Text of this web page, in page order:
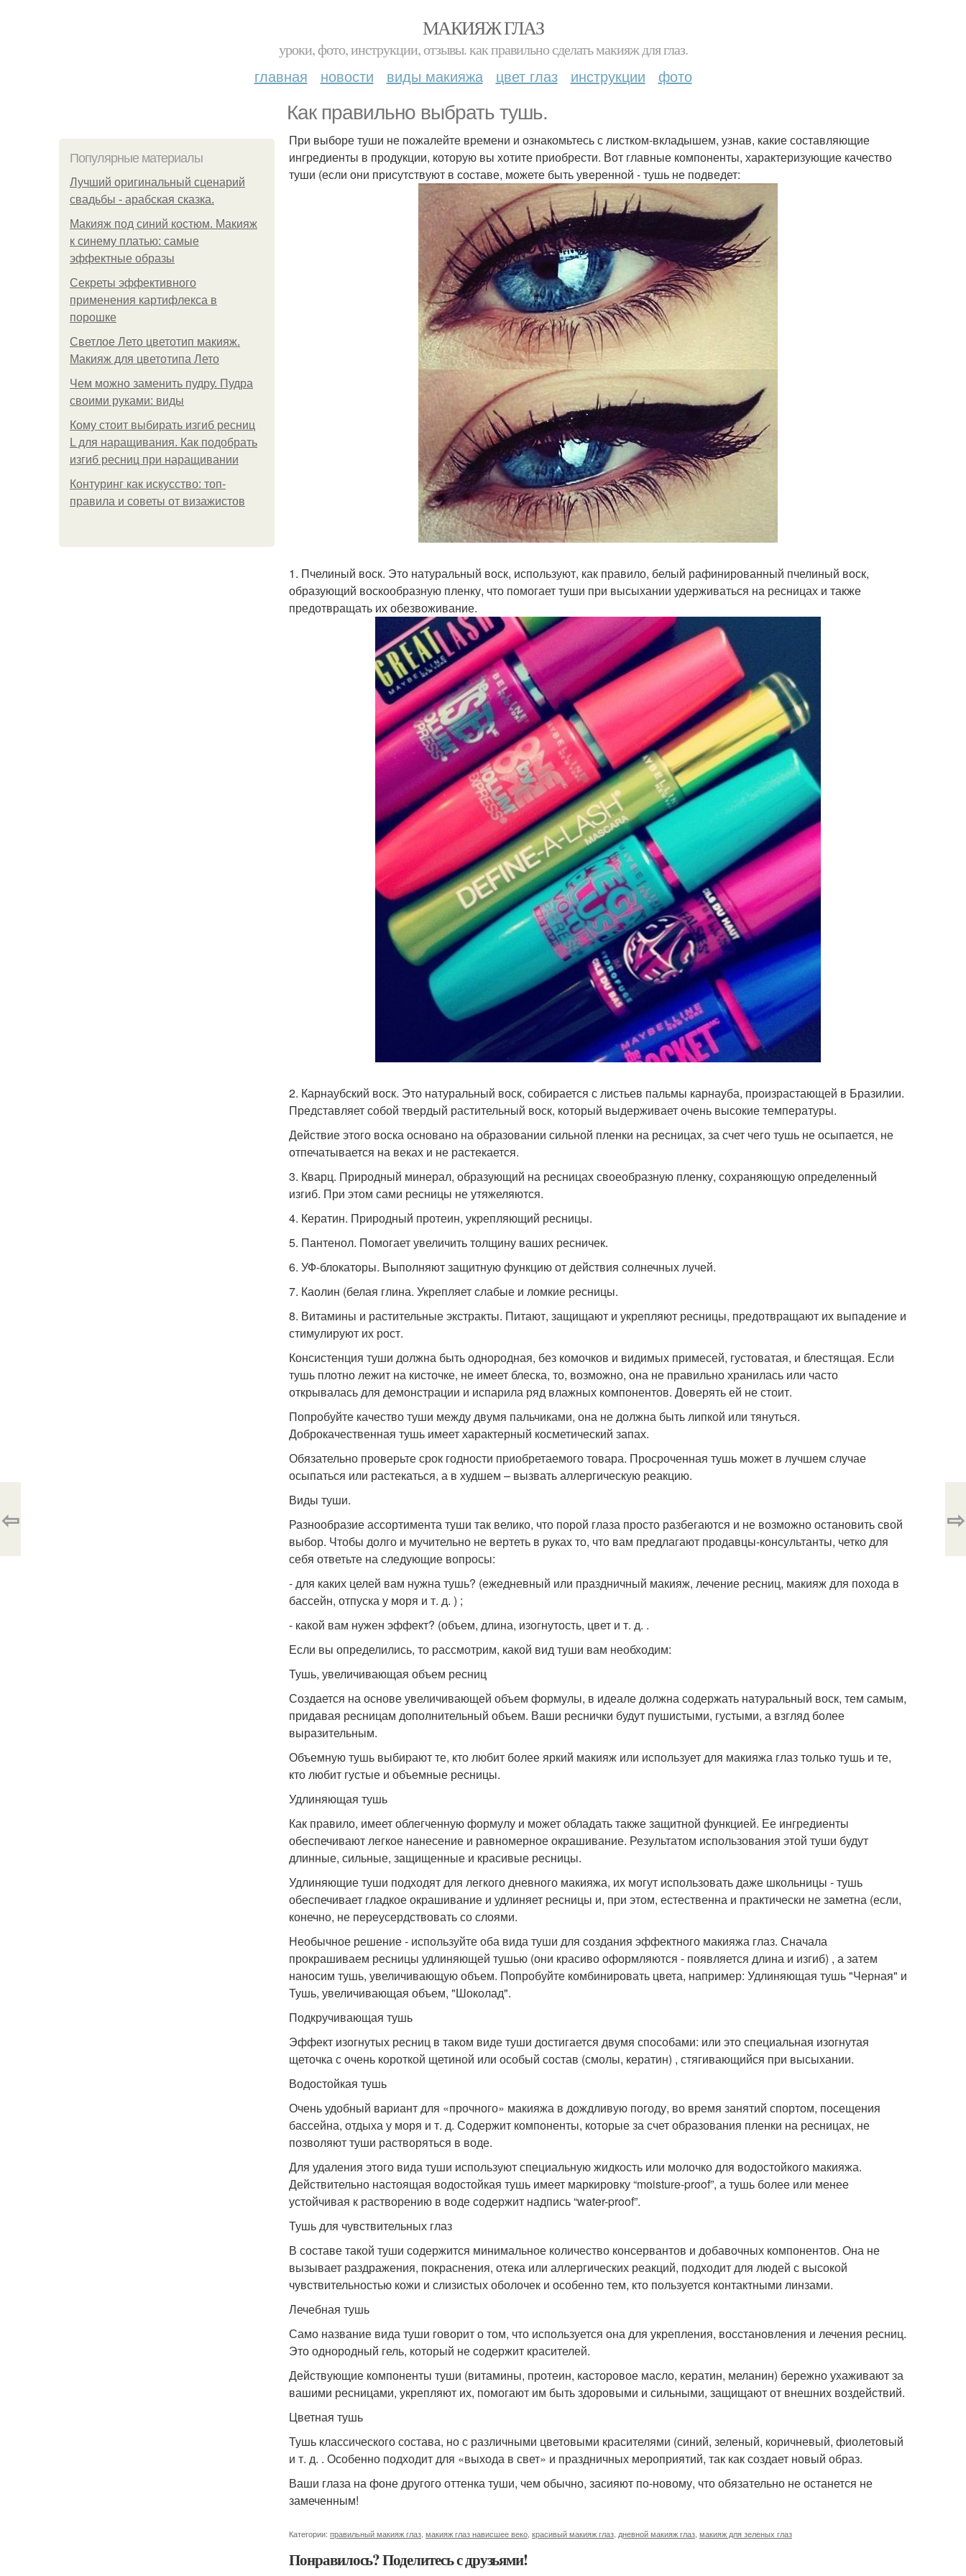
МАКИЯЖ ГЛАЗ
уроки, фото, инструкции, отзывы. как правильно сделать макияж для глаз.
главная новости виды макияжа цвет глаз инструкции фото
Как правильно выбрать тушь.
Популярные материалы
Лучший оригинальный сценарий
свадьбы - арабская сказка.
Макияж под синий костюм. Макияж
к синему платью: самые
эффектные образы
Секреты эффективного
применения картифлекса в
порошке
Светлое Лето цветотип макияж.
Макияж для цветотипа Лето
Чем можно заменить пудру. Пудра
своими руками: виды
Кому стоит выбирать изгиб ресниц
L для наращивания. Как подобрать
изгиб ресниц при наращивании
Контуринг как искусство: топ-
правила и советы от визажистов
При выборе туши не пожалейте времени и ознакомьтесь с листком-вкладышем, узнав, какие составляющие
ингредиенты в продукции, которую вы хотите приобрести. Вот главные компоненты, характеризующие качество
туши (если они присутствуют в составе, можете быть уверенной - тушь не подведет:
1. Пчелиный воск. Это натуральный воск, используют, как правило, белый рафинированный пчелиный воск,
образующий воскообразную пленку, что помогает туши при высыхании удерживаться на ресницах и также
предотвращать их обезвоживание.
2. Карнаубский воск. Это натуральный воск, собирается с листьев пальмы карнауба, произрастающей в Бразилии.
Представляет собой твердый растительный воск, который выдерживает очень высокие температуры.
Действие этого воска основано на образовании сильной пленки на ресницах, за счет чего тушь не осыпается, не
отпечатывается на веках и не растекается.
3. Кварц. Природный минерал, образующий на ресницах своеобразную пленку, сохраняющую определенный
изгиб. При этом сами ресницы не утяжеляются.
4. Кератин. Природный протеин, укрепляющий ресницы.
5. Пантенол. Помогает увеличить толщину ваших ресничек.
6. УФ-блокаторы. Выполняют защитную функцию от действия солнечных лучей.
7. Каолин (белая глина. Укрепляет слабые и ломкие ресницы.
8. Витамины и растительные экстракты. Питают, защищают и укрепляют ресницы, предотвращают их выпадение и
стимулируют их рост.
Консистенция туши должна быть однородная, без комочков и видимых примесей, густоватая, и блестящая. Если
тушь плотно лежит на кисточке, не имеет блеска, то, возможно, она не правильно хранилась или часто
открывалась для демонстрации и испарила ряд влажных компонентов. Доверять ей не стоит.
Попробуйте качество туши между двумя пальчиками, она не должна быть липкой или тянуться.
Доброкачественная тушь имеет характерный косметический запах.
Обязательно проверьте срок годности приобретаемого товара. Просроченная тушь может в лучшем случае
осыпаться или растекаться, а в худшем – вызвать аллергическую реакцию.
Виды туши.
Разнообразие ассортимента туши так велико, что порой глаза просто разбегаются и не возможно остановить свой
выбор. Чтобы долго и мучительно не вертеть в руках то, что вам предлагают продавцы-консультанты, четко для
себя ответьте на следующие вопросы:
- для каких целей вам нужна тушь? (ежедневный или праздничный макияж, лечение ресниц, макияж для похода в
бассейн, отпуска у моря и т. д. ) ;
- какой вам нужен эффект? (объем, длина, изогнутость, цвет и т. д. .
Если вы определились, то рассмотрим, какой вид туши вам необходим:
Тушь, увеличивающая объем ресниц
Создается на основе увеличивающей объем формулы, в идеале должна содержать натуральный воск, тем самым,
придавая ресницам дополнительный объем. Ваши реснички будут пушистыми, густыми, а взгляд более
выразительным.
Объемную тушь выбирают те, кто любит более яркий макияж или использует для макияжа глаз только тушь и те,
кто любит густые и объемные ресницы.
Удлиняющая тушь
Как правило, имеет облегченную формулу и может обладать также защитной функцией. Ее ингредиенты
обеспечивают легкое нанесение и равномерное окрашивание. Результатом использования этой туши будут
длинные, сильные, защищенные и красивые ресницы.
Удлиняющие туши подходят для легкого дневного макияжа, их могут использовать даже школьницы - тушь
обеспечивает гладкое окрашивание и удлиняет ресницы и, при этом, естественна и практически не заметна (если,
конечно, не переусердствовать со слоями.
Необычное решение - используйте оба вида туши для создания эффектного макияжа глаз. Сначала
прокрашиваем ресницы удлиняющей тушью (они красиво оформляются - появляется длина и изгиб) , а затем
наносим тушь, увеличивающую объем. Попробуйте комбинировать цвета, например: Удлиняющая тушь "Черная" и
Тушь, увеличивающая объем, "Шоколад".
Подкручивающая тушь
Эффект изогнутых ресниц в таком виде туши достигается двумя способами: или это специальная изогнутая
щеточка с очень короткой щетиной или особый состав (смолы, кератин) , стягивающийся при высыхании.
Водостойкая тушь
Очень удобный вариант для «прочного» макияжа в дождливую погоду, во время занятий спортом, посещения
бассейна, отдыха у моря и т. д. Содержит компоненты, которые за счет образования пленки на ресницах, не
позволяют туши растворяться в воде.
Для удаления этого вида туши используют специальную жидкость или молочко для водостойкого макияжа.
Действительно настоящая водостойкая тушь имеет маркировку “moisture-proof”, а тушь более или менее
устойчивая к растворению в воде содержит надпись “water-proof”.
Тушь для чувствительных глаз
В составе такой туши содержится минимальное количество консервантов и добавочных компонентов. Она не
вызывает раздражения, покраснения, отека или аллергических реакций, подходит для людей с высокой
чувствительностью кожи и слизистых оболочек и особенно тем, кто пользуется контактными линзами.
Лечебная тушь
Само название вида туши говорит о том, что используется она для укрепления, восстановления и лечения ресниц.
Это однородный гель, который не содержит красителей.
Действующие компоненты туши (витамины, протеин, касторовое масло, кератин, меланин) бережно ухаживают за
вашими ресницами, укрепляют их, помогают им быть здоровыми и сильными, защищают от внешних воздействий.
Цветная тушь
Тушь классического состава, но с различными цветовыми красителями (синий, зеленый, коричневый, фиолетовый
и т. д. . Особенно подходит для «выхода в свет» и праздничных мероприятий, так как создает новый образ.
Ваши глаза на фоне другого оттенка туши, чем обычно, засияют по-новому, что обязательно не останется не
замеченным!
Категории: правильный макияж глаз макияж глаз нависшее веко красивый макияж глаз дневной макияж глаз макияж для зеленых глаз
Понравилось? Поделитесь с друзьями!
⇦ ⇨